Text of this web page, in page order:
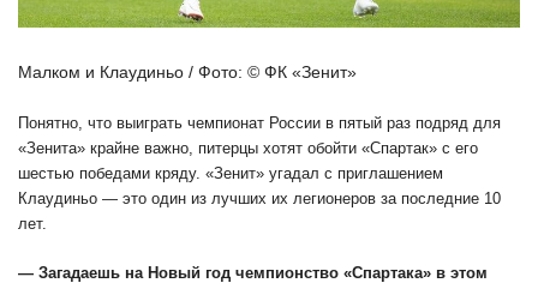
Малком и Клаудиньо / Фото: © ФК «Зенит»
Понятно, что выиграть чемпионат России в пятый раз подряд для
«Зенита» крайне важно, питерцы хотят обойти «Спартак» с его
шестью победами кряду. «Зенит» угадал с приглашением
Клаудиньо — это один из лучших их легионеров за последние 10
лет.
— Загадаешь на Новый год чемпионство «Спартака» в этом